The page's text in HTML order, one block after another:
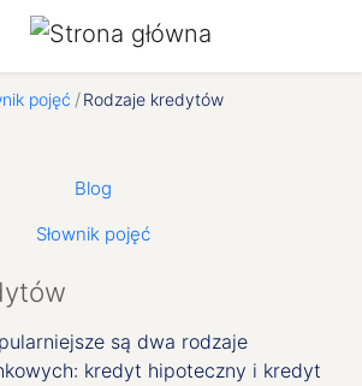
pojęć Rodzaje kredytów
są dwa rodzaje
kredyt hipoteczny i kredyt
O Nas
Blog
Słownik pojęć